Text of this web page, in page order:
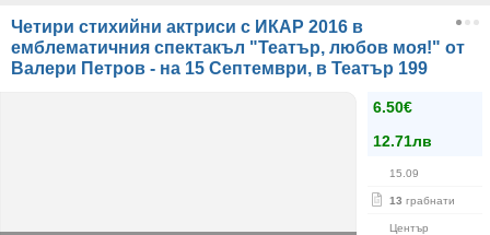
Четири стихийни актриси с ИКАР 2016 в
емблематичния спектакъл "Театър, любов моя!" от
Валери Петров - на 15 Септември, в Театър 199
6.50€
12.71лв
15.09
13 грабнати
Център